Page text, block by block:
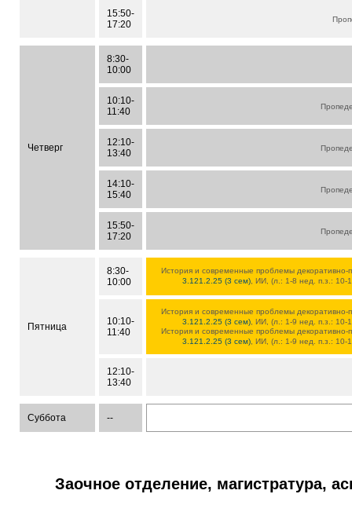
15:50-
17:20
Четверг
8:30-
10:00
10:10-
11:40
12:10-
13:40
14:10-
15:40
15:50-
17:20
Пятница
8:30-
10:00
История и современные проблемы декоративно-
3.121.2.25 (3 сем) , ИИ, (л.: 1-8 нед. п.з.:
10:10-
11:40
История и современные проблемы декоративно-
3.121.2.25 (3 сем) , ИИ, (л.: 1-9 нед. п.з.:
История и современные проблемы декоративно-
3.121.2.25 (3 сем) , ИИ, (л.: 1-9 нед. п.з.:
12:10-
13:40
Суббота --
Заочное отделение, магистратура,